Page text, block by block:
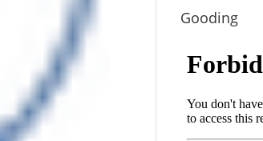
Gooding